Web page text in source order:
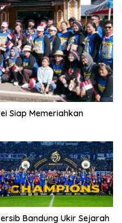
Siap Memeriahkan
Bandung Ukir Sejarah